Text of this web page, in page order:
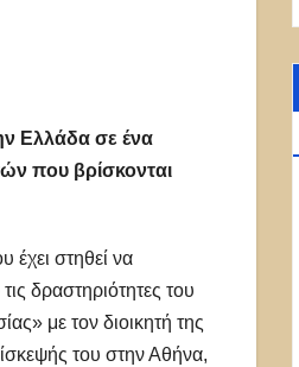
Ελλάδα σε ένα
που βρίσκονται
στηθεί να
δραστηριότητες του
με τον διοικητή της
του στην Αθήνα,